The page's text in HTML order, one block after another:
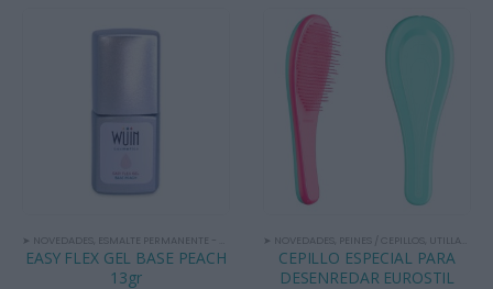
➤ NOVEDADES ESMALTE PERMANENTE - BASES ESMALTES PERMANENTES
EASY FLEX GEL BASE PEACH
13gr
➤ NOVEDADES PEINES / CEPILLOS UTILLAJE
CEPILLO ESPECIAL PARA
DESENREDAR EUROSTIL